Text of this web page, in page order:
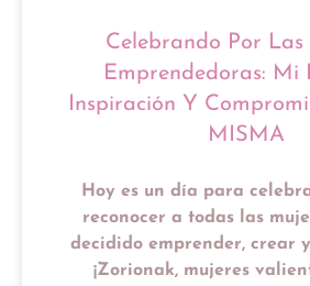
Celebrando Por Las
Emprendedoras: Mi
Inspiración Y
MISMA
Hoy es un día para
reconocer a todas las
decidido emprender, crear
¡Zorionak, mujeres